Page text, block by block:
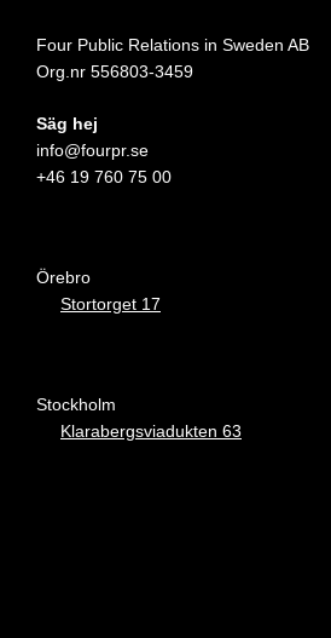
Four Public Relations in Sweden AB
Org.nr 556803-3459
Säg hej
info@fourpr.se
+46 19 760 75 00
Örebro
Stortorget 17
Stockholm
Klarabergsviadukten 63